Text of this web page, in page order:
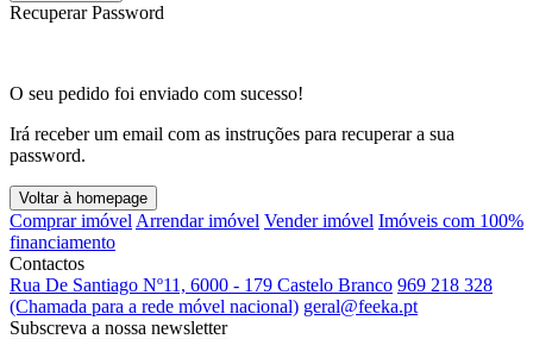
Recuperar Password
O seu pedido foi enviado com sucesso!
Irá receber um email com as instruções para recuperar a sua
password.
Voltar à homepage
Comprar imóvel Arrendar imóvel Vender imóvel Imóveis com 100%
financiamento
Contactos
Rua De Santiago Nº11, 6000 - 179 Castelo Branco 969 218 328
(Chamada para a rede móvel nacional) geral@feeka.pt
Subscreva a nossa newsletter